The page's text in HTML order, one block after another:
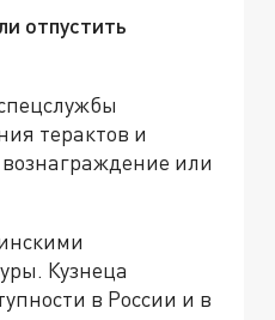
отпустить
терактов и
или
Кузнеца
в России и в